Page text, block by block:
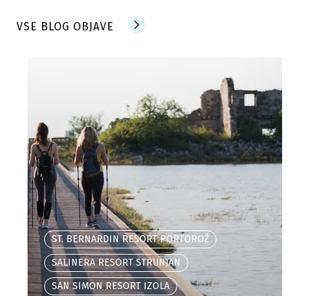
VSE BLOG OBJAVE
ST. BERNARDIN RESORT PORTOROŽ
SALINERA RESORT STRUNJAN
SAN SIMON RESORT IZOLA